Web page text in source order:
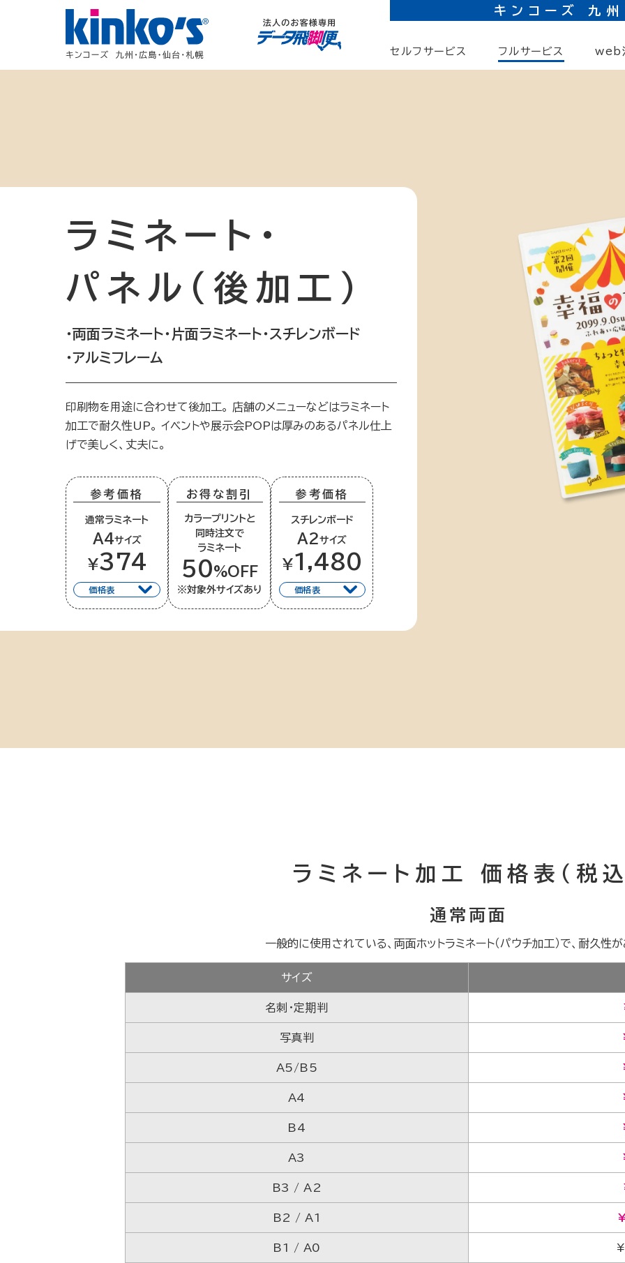
キンコーズ 九州
セルフサービス フルサービス web
ラミネート・
パネル（後加工）
・両面ラミネート・片面ラミネート・スチレンボード
・アルミフレーム
印刷物を用途に合わせて後加工。 店舗のメニューなどはラミネート
加工で耐久性UP。 イベントや展示会POPは厚みのあるパネル仕上
げで美しく、丈夫に。
参考価格
通常ラミネート
A4サイズ
¥374
価格表
お得な割引
カラープリントと
同時注文で
ラミネート
50%OFF
※対象外サイズあり
参考価格
スチレンボード
A2サイズ
¥1,480
価格表
ラミネート加工 価格表（税
通常両面
一般的に使用されている、両面ホットラミネート（パウチ加工）で、耐久性が
サイズ
名刺・定期判
写真判
A5/B5
A4
B4
A3
B3 / A2
B2 / A1
B1 / A0